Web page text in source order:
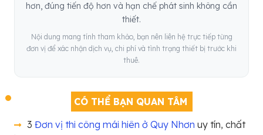
hơn, đúng tiến độ hơn và hạn chế phát sinh không cần
thiết.
Nội dung mang tính tham khảo, bạn nên liên hệ trực tiếp từng
đơn vị để xác nhận dịch vụ, chi phí và tình trạng thiết bị trước khi
thuê.
CÓ THỂ BẠN QUAN TÂM
3 Đơn vị thi công mái hiên ở Quy Nhơn uy tín, chất